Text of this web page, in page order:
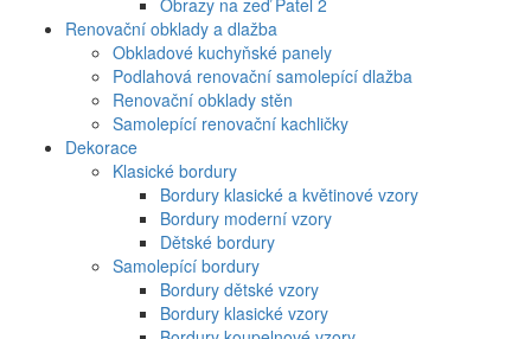
Obrazy na zeď Patel 2
Renovační obklady a dlažba
Obkladové kuchyňské panely
Podlahová renovační samolepící dlažba
Renovační obklady stěn
Samolepící renovační kachličky
Dekorace
Klasické bordury
Bordury klasické a květinové vzory
Bordury moderní vzory
Dětské bordury
Samolepící bordury
Bordury dětské vzory
Bordury klasické vzory